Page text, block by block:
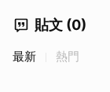
貼文 (0)
最新 熱門